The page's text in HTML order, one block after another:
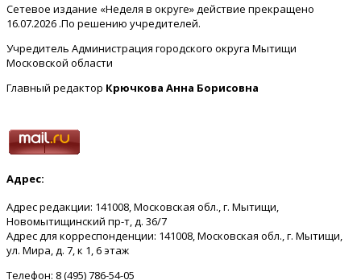
Сетевое издание «Неделя в округе» действие прекращено
16.07.2026 .По решению учредителей.
Учредитель Администрация городского округа Мытищи
Московской области
Главный редактор Крючкова Анна Борисовна
Адрес:
Адрес редакции: 141008, Московская обл., г. Мытищи,
Новомытищинский пр-т, д. 36/7
Адрес для корреспонденции: 141008, Московская обл., г. Мытищи,
ул. Мира, д. 7, к 1, 6 этаж
Телефон: 8 (495) 786-54-05